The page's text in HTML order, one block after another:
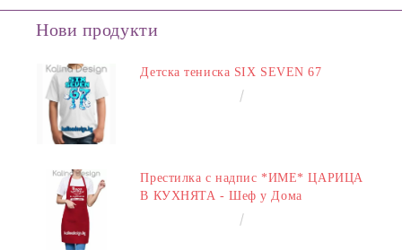
Нови продукти
Детска тениска SIX SEVEN 67
Престилка с надпис *ИМЕ* ЦАРИЦА
В КУХНЯТА - Шеф у Дома